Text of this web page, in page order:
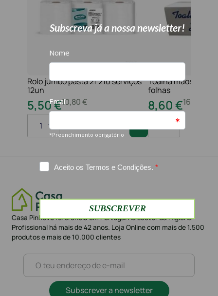
Rolo jumbo pasta 2f 210 serviços
12un
10,80€
5,50€
1
Toalha maos 2f
folhas
16
8,60€
Casa Pinheiro referência em Portugal no sector da Higiene
Profissional há mais de 42 anos. Loja Online com mais de 1.500
produtos e mais de 10.000 clientes
Subscrever a newsletter